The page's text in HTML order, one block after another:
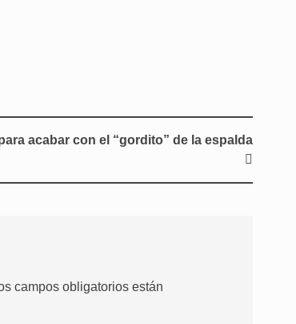
acabar con el “gordito” de la espalda
campos obligatorios están